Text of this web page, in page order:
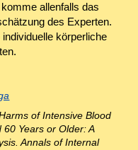
allenfalls das
des Experten.
körperliche
of Intensive Blood
60 Years or Older: A
Annals of Internal